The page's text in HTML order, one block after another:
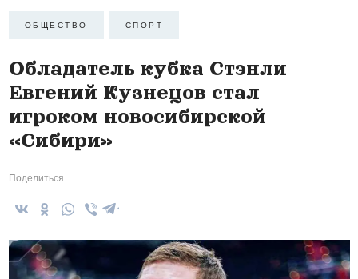
ОБЩЕСТВО СПОРТ
Обладатель кубка Стэнли
Евгений Кузнецов стал
игроком новосибирской
«Сибири»
Поделиться